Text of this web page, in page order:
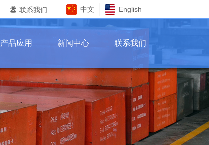
联系我们 中文 English
产品应用 新闻中心 联系我们